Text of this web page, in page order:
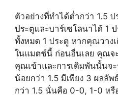
ตัวอย่างที่ทำได้ต่ำกว่า 1.5
ประตูและบาร์เซโลนาได้ 1
ทั้งหมด 1 ประตู หากคุณวาง
ในแมตช์นี้ ก่อนอื่นเลย คุณจ
คุณเข้าและการเดิมพันนั้นจ
น้อยกว่า 1.5 มีเพียง 3 ผลลั
กว่า 1.5 นั่นคือ 0-0, 1-0 หรื